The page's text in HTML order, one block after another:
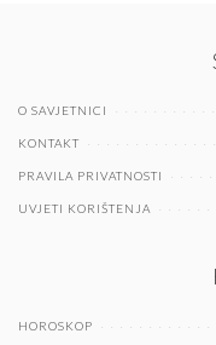
O SAVJETNICI
KONTAKT
PRAVILA PRIVATNOSTI
UVJETI KORIŠTENJA
HOROSKOP